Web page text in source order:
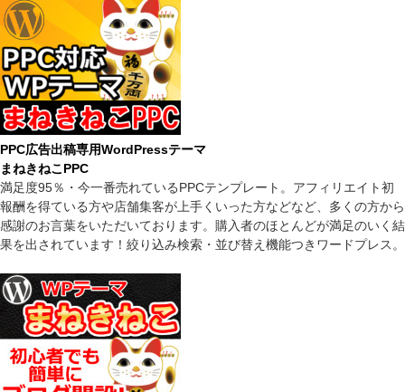
PPC広告出稿専用WordPressテーマ
まねきねこPPC
満足度95％・今一番売れているPPCテンプレート。アフィリエイト初
報酬を得ている方や店舗集客が上手くいった方などなど、多くの方から
感謝のお言葉をいただいております。購入者のほとんどが満足のいく結
果を出されています！絞り込み検索・並び替え機能つきワードプレス。